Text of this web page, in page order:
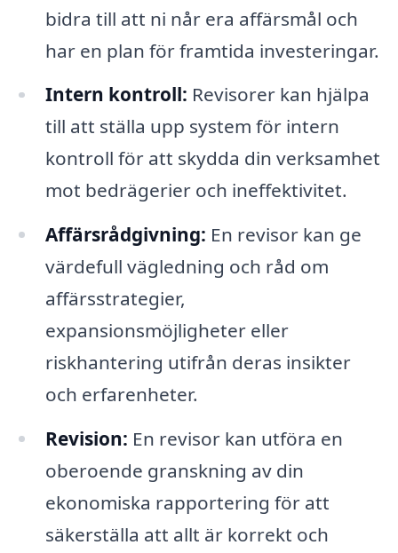
bidra till att ni når era affärsmål och
har en plan för framtida investeringar.
Intern kontroll: Revisorer kan hjälpa
till att ställa upp system för intern
kontroll för att skydda din verksamhet
mot bedrägerier och ineffektivitet.
Affärsrådgivning: En revisor kan ge
värdefull vägledning och råd om
affärsstrategier,
expansionsmöjligheter eller
riskhantering utifrån deras insikter
och erfarenheter.
Revision: En revisor kan utföra en
oberoende granskning av din
ekonomiska rapportering för att
säkerställa att allt är korrekt och